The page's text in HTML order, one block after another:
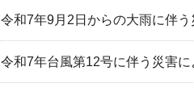
令和7年9月2日からの大雨に伴
令和7年台風第12号に伴う災害